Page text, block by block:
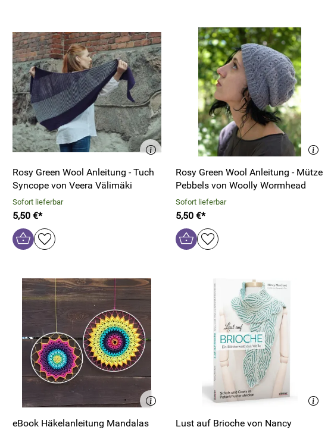
Rosy Green Wool Anleitung - Tuch
Syncope von Veera Välimäki
Sofort lieferbar
5,50 €*
Rosy Green Wool Anleitung - Mütze
Pebbels von Woolly Wormhead
Sofort lieferbar
5,50 €*
eBook Häkelanleitung Mandalas
Lust auf Brioche von Nancy